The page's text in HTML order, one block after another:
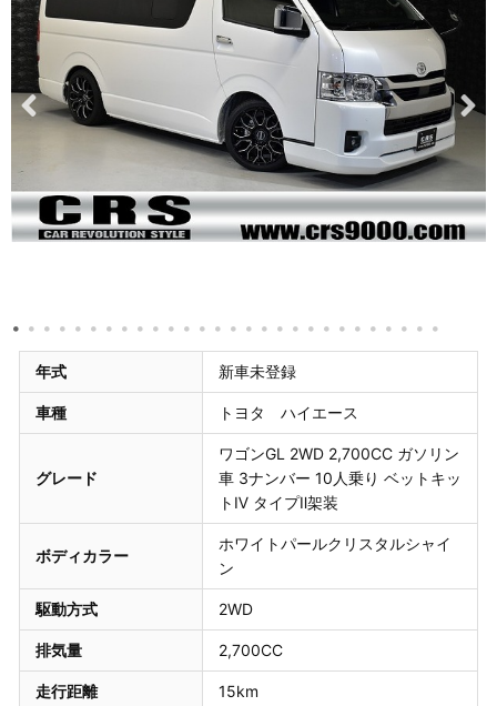
年式 新車未登録
車種 トヨタ ハイエース
グレード
ワゴンGL 2WD 2,700CC ガソリン
車 3ナンバー 10人乗り ベットキッ
トⅣ タイプⅡ架装
ボディカラー
ホワイトパールクリスタルシャイ
ン
駆動方式 2WD
排気量 2,700CC
走行距離 15km